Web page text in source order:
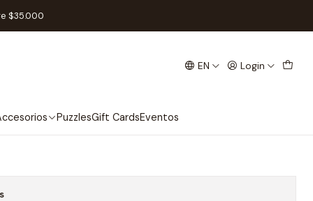
EN Login
PuzzlesGift CardsEventos
$35.000
de mesa - Español
to Cart